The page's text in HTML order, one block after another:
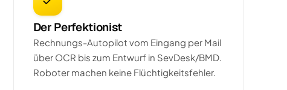
Der Perfektionist
Rechnungs-Autopilot vom Eingang per Mail
über OCR bis zum Entwurf in SevDesk/BMD.
Roboter machen keine Flüchtigkeitsfehler.